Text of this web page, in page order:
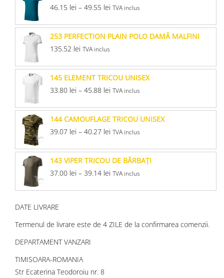
46.15 lei – 49.55 lei TVA inclus
253 PERFECTION PLAIN POLO DAMĂ MALFINI
135.52 lei TVA inclus
145 ELEMENT TRICOU UNISEX
33.80 lei – 45.88 lei TVA inclus
144 CAMOUFLAGE TRICOU UNISEX
39.07 lei – 40.27 lei TVA inclus
143 VIPER TRICOU DE BĂRBAŢI
37.00 lei – 39.14 lei TVA inclus
DATE LIVRARE
Termenul de livrare este de 4 ZILE de la confirmarea comenzii.
DEPARTAMENT VANZARI
TIMISOARA-ROMANIA
Str Ecaterina Teodoroiu nr. 8